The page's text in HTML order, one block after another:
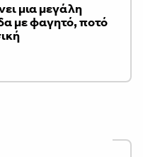
μια μεγάλη
με φαγητό, ποτό